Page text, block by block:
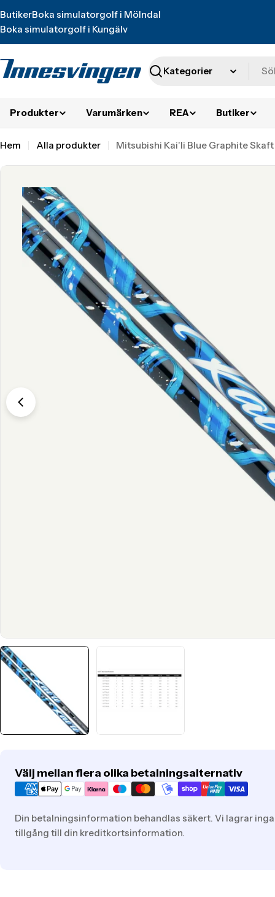
missing:
sv.accessibility.skip_to_text
ButikerBoka simulatorgolf i Mölndal
Boka simulatorgolf i Kungälv
Sök
Produkter Varumärken REA Butiker
Hem Alla produkter Mitsubishi Kai'li Blue Graphite
Translation
missing:
sv.accessibility.skip_to_product_info
Translation missing: sv.products.product.media.open_media
Välj mellan flera olika betalningsalternativ
Translation
missing:
sv.general.payment.methods
Din betalningsinformation behandlas säkert. Vi lagrar
tillgång till din kreditkortsinformation.